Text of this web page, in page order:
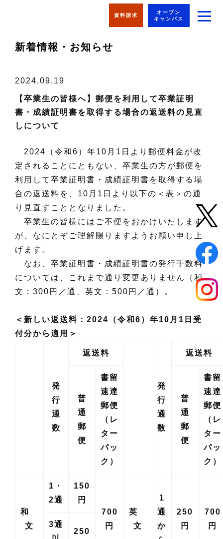
資料請求
オープン
キャンパス
新着情報・お知らせ
2024.09.19
【卒業生の皆様へ】郵便を利用して卒業証明
書・成績証明書を取得する場合の返送料の見直
しについて
2024（令和6）年10月1日より郵便料金が改
定されることにともない、卒業生の方が郵便を
利用して卒業証明書・成績証明書を取得する場
合の返送料を、10月1日より以下の＜表＞の通
り見直すこととなりました。
卒業生の皆様にはご不便をおかけいたします
が、なにとぞご理解賜りますようお願い申し上
げます。
なお、卒業証明書・成績証明書の発行手数料
については、これまで通り変更ありません（和
文：300円／通、英文：500円／通）。
＜新しい返送料：2024（令和6）年10月1日受
付分から適用＞
発
行
通
数
返送料
発
行
通
数
返送料
普
通
郵
便
書留
速達
郵便
（レ
ター
パッ
ク）
普
通
郵
便
書留
速達
郵便
（レ
ター
パッ
ク）
和
文
1・
2通
150
円
700
円
英
文
1
通
か
250
円
700
円
3通
250